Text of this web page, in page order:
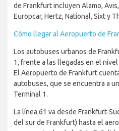
de Frankfurt incluyen Alamo,
Europcar, Hertz, National, Sixt y
Cómo llegar al Aeropuerto de
Los autobuses urbanos de
1, frente a las llegadas en el
El Aeropuerto de Frankfurt
autobuses, que se encuentra a
Terminal 1.
La línea 61 va desde Frankfurt-
del sur de Frankfurt) hasta el